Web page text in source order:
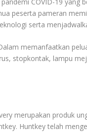
peserta pameran
serta
memanfaatkan
stopkontak, lampu
merupakan produk
Huntkey telah